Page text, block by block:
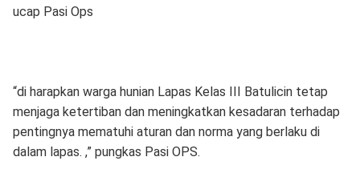
ucap Pasi Ops
“di harapkan warga hunian Lapas Kelas III Batulicin tetap
menjaga ketertiban dan meningkatkan kesadaran terhadap
pentingnya mematuhi aturan dan norma yang berlaku di
dalam lapas. ,” pungkas Pasi OPS.